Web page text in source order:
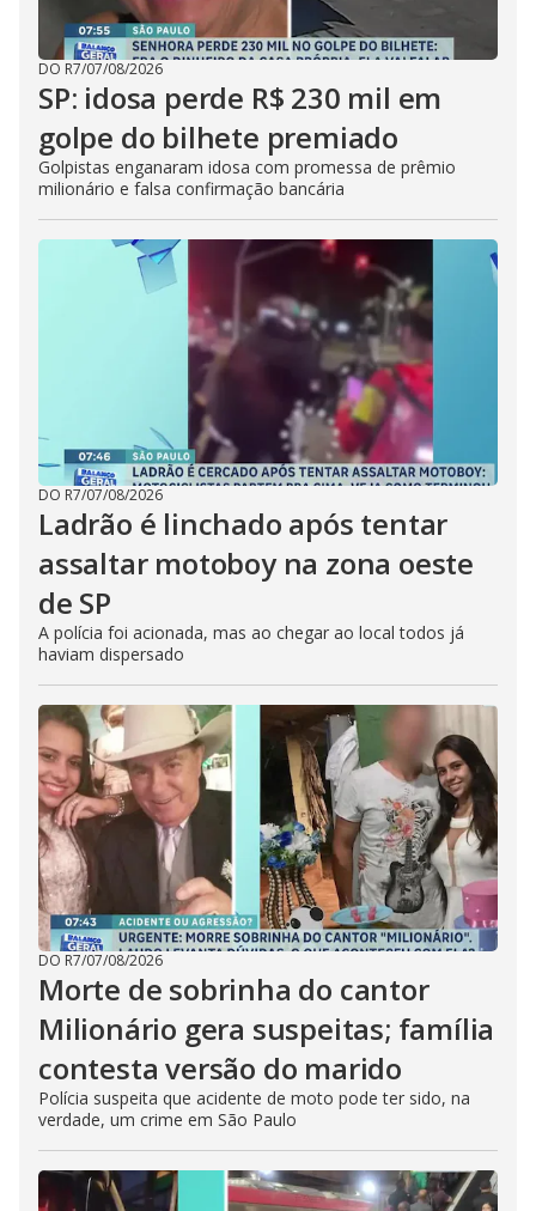
DO R7/07/08/2026
SP: idosa perde R$ 230 mil em
golpe do bilhete premiado
Golpistas enganaram idosa com promessa de prêmio
milionário e falsa confirmação bancária
DO R7/07/08/2026
Ladrão é linchado após tentar
assaltar motoboy na zona oeste
de SP
A polícia foi acionada, mas ao chegar ao local todos já
haviam dispersado
DO R7/07/08/2026
Morte de sobrinha do cantor
Milionário gera suspeitas; família
contesta versão do marido
Polícia suspeita que acidente de moto pode ter sido, na
verdade, um crime em São Paulo